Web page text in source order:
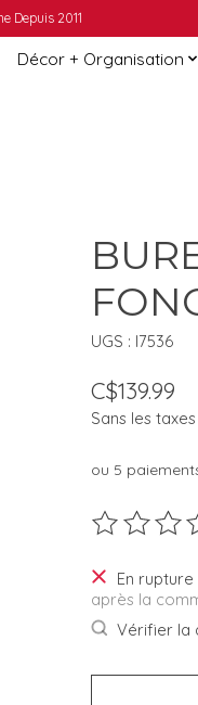
Depuis 2011
Décor + Organisation
UGS : I7536
C$139.99
Sans les taxes
ou 5
Ce produit
En
après la
Vérifier la